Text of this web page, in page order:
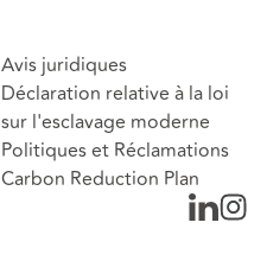
Avis juridiques
Déclaration relative à la loi
sur l'esclavage moderne
Politiques et Réclamations
Carbon Reduction Plan